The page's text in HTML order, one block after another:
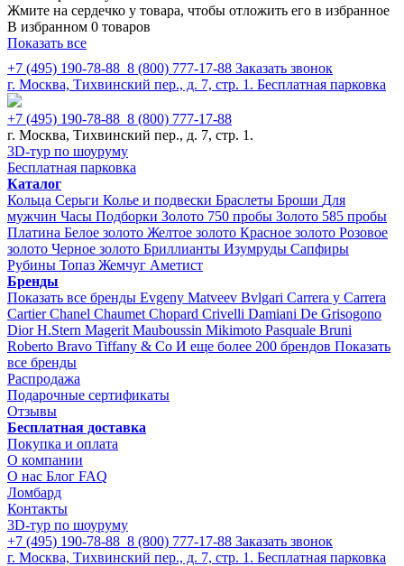
Жмите на сердечко у товара, чтобы отложить его в избранное
В избранном 0 товаров
Показать все
+7 (495) 190-78-88 8 (800) 777-17-88 Заказать звонок
г. Москва, Тихвинский пер., д. 7, стр. 1. Бесплатная парковка
+7 (495) 190-78-88 8 (800) 777-17-88
г. Москва, Тихвинский пер., д. 7, стр. 1.
3D-тур по шоуруму
Бесплатная парковка
Каталог
Кольца Серьги Колье и подвески Браслеты Броши Для
мужчин Часы Подборки Золото 750 пробы Золото 585 пробы
Платина Белое золото Желтое золото Красное золото Розовое
золото Черное золото Бриллианты Изумруды Сапфиры
Рубины Топаз Жемчуг Аметист
Бренды
Показать все бренды Evgeny Matveev Bvlgari Carrera y Carrera
CartierChanel Chaumet Chopard Crivelli Damiani De Grisogono
DiorH.Stern Magerit Mauboussin Mikimoto Pasquale Bruni
Roberto Bravo Tiffany & Co И еще более 200 брендов Показать
все бренды
Распродажа
Подарочные сертификаты
Отзывы
Бесплатная доставка
Покупка и оплата
О компании
О нас Блог FAQ
Ломбард
Контакты
3D-тур по шоуруму
+7 (495) 190-78-88 8 (800) 777-17-88 Заказать звонок
г. Москва, Тихвинский пер., д. 7, стр. 1. Бесплатная парковка